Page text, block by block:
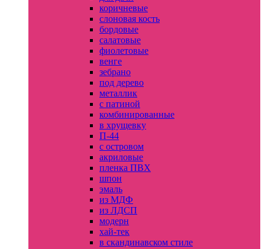
коричневые
слоновая кость
бордовые
салатовые
фиолетовые
венге
зебрано
под дерево
металлик
с патиной
комбинированные
в хрущевку
П-44
с островом
акриловые
пленка ПВХ
шпон
эмаль
из МДФ
из ЛДСП
модерн
хай-тек
в скандинавском стиле